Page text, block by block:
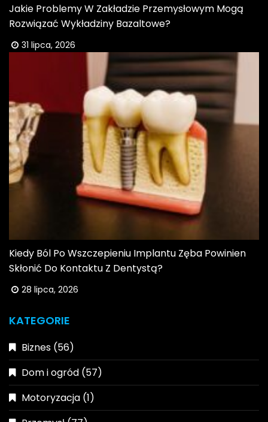
Jakie Problemy W Zakładzie Przemysłowym Mogą
Rozwiązać Wykładziny Bazaltowe?
31 lipca, 2026
Kiedy Ból Po Wszczepieniu Implantu Zęba Powinien
Skłonić Do Kontaktu Z Dentystą?
28 lipca, 2026
KATEGORIE
Biznes (56)
Dom i ogród (57)
Motoryzacja (1)